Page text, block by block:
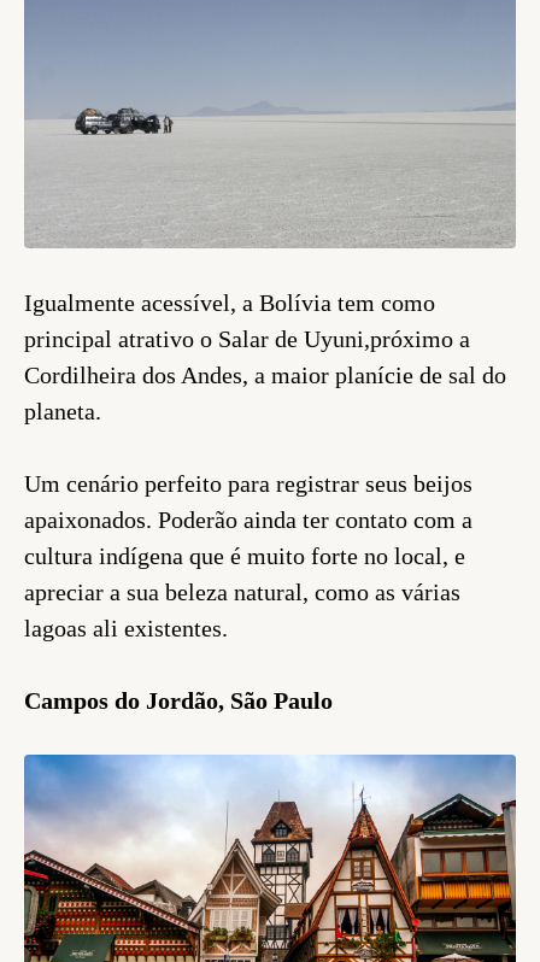
Igualmente acessível, a Bolívia tem como
principal atrativo o Salar de Uyuni,próximo a
Cordilheira dos Andes, a maior planície de sal do
planeta.
Um cenário perfeito para registrar seus beijos
apaixonados. Poderão ainda ter contato com a
cultura indígena que é muito forte no local, e
apreciar a sua beleza natural, como as várias
lagoas ali existentes.
Campos do Jordão, São Paulo